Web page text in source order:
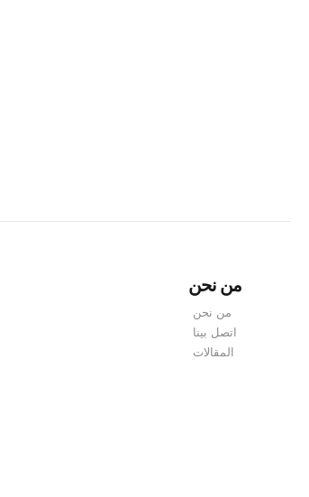
من نحن
من نحن
اتصل بينا
المقالات